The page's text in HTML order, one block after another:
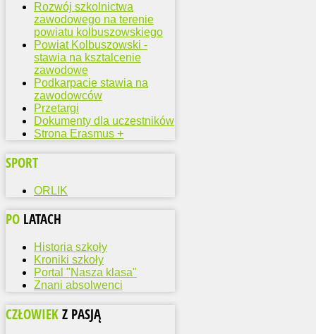
Rozwój szkolnictwa
zawodowego na terenie
powiatu kolbuszowskiego
Powiat Kolbuszowski -
stawia na ksztalcenie
zawodowe
Podkarpacie stawia na
zawodowców
Przetargi
Dokumenty dla uczestników
Strona Erasmus +
SPORT
ORLIK
PO LATACH
Historia szkoły
Kroniki szkoły
Portal "Nasza klasa"
Znani absolwenci
CZŁOWIEK Z PASJĄ